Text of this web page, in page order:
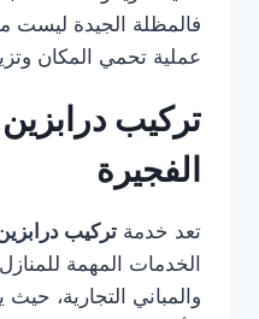
فالمظلة الجيدة ليست
عملية تحمي المكان
تركيب
الفجيرة
تعد خدمة تركيب
الخدمات المهمة
والمباني التجارية،